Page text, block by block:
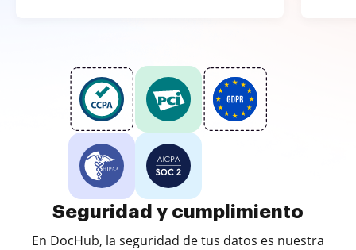
Seguridad y cumplimiento
En DocHub, la seguridad de tus datos es nuestra